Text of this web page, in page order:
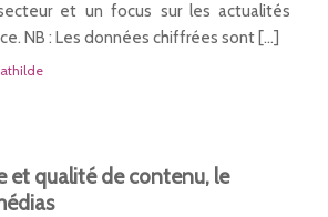
et un focus sur les actualités
NB : Les données chiffrées sont […]
et qualité de contenu, le